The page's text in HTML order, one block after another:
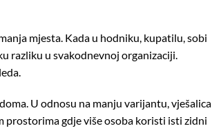
mjesta. Kada u hodniku, kupatilu, sobi
razliku u svakodnevnoj organizaciji.
U odnosu na manju varijantu, vješalica
prostorima gdje više osoba koristi isti zidni